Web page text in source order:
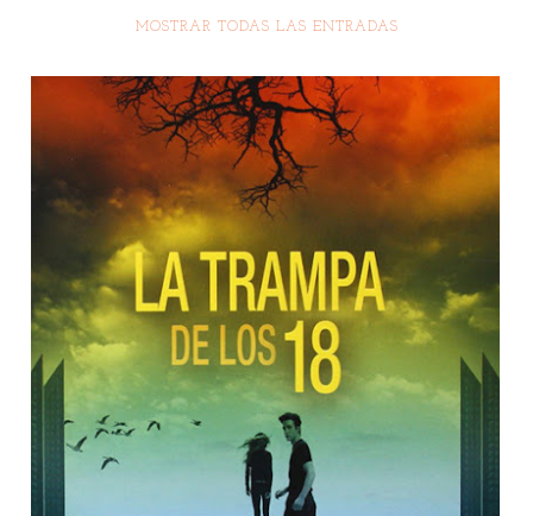
MOSTRAR TODAS LAS ENTRADAS